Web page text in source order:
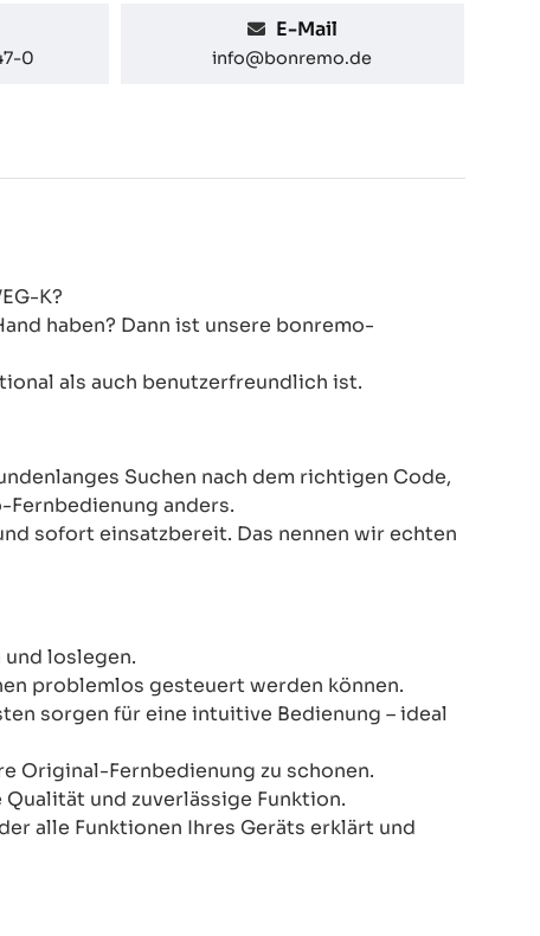
0
E-Mail
info@bonremo.de
K?
haben? Dann ist unsere bonremo-
als auch benutzerfreundlich ist.
Suchen nach dem richtigen Code,
anders.
sofort einsatzbereit. Das nennen wir echten
und loslegen.
problemlos gesteuert werden können.
sorgen für eine intuitive Bedienung – ideal
Original-Fernbedienung zu schonen.
und zuverlässige Funktion.
alle Funktionen Ihres Geräts erklärt und